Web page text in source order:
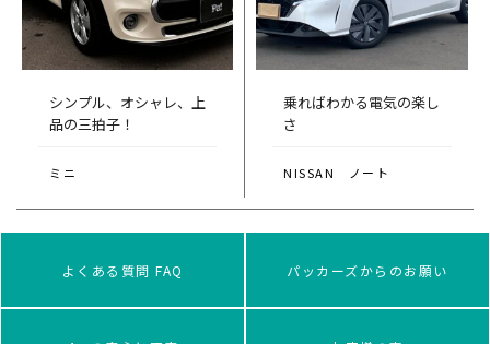
シンプル、オシャレ、上
品の三拍子！
ミニ
乗ればわかる電気の楽し
さ
NISSAN ノート
よくある質問 FAQ パッカーズからのお願い